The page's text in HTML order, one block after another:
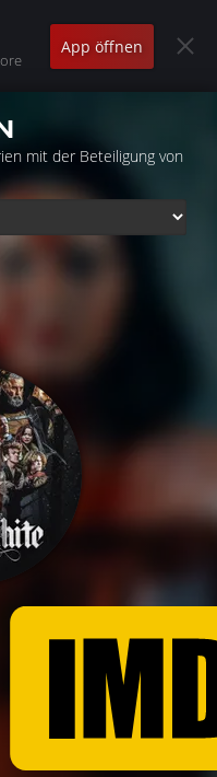
App öffnen
mit der Beteiligung von